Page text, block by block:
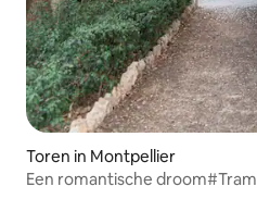
Toren in Montpellier
Een romantische